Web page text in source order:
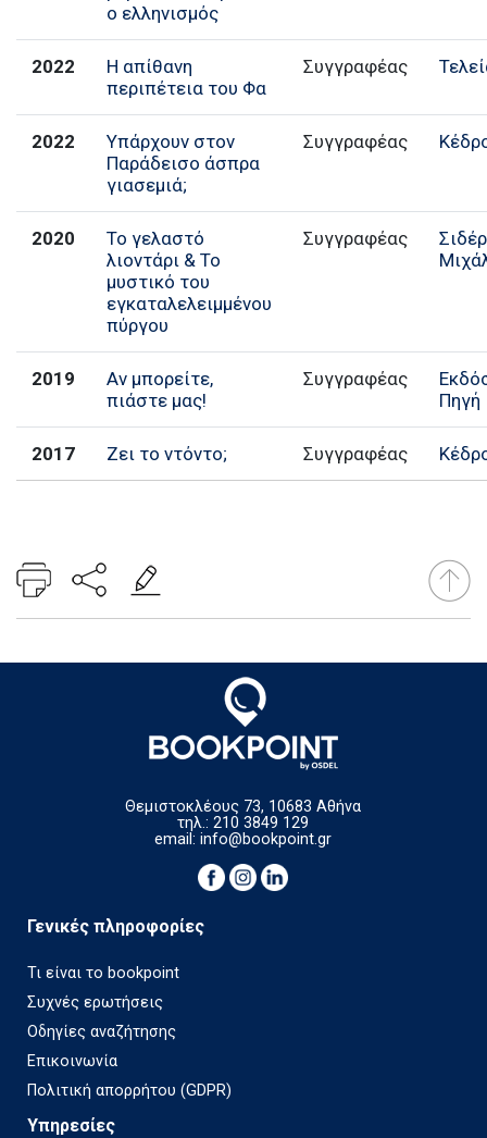
ο ελληνισμός
2022
Η απίθανη
περιπέτεια του Φα
Συγγραφέας
2022
Υπάρχουν στον
Παράδεισο άσπρα
γιασεμιά;
Συγγραφέας
2020
Το γελαστό
λιοντάρι & Το
μυστικό του
εγκαταλελειμμένου
πύργου
Συγγραφέας
2019
Αν μπορείτε,
πιάστε μας!
Συγγραφέας
Πηγή
2017 Ζει το ντόντο; Συγγραφέας
Θεμιστοκλέους 73, 10683 Αθήνα
τηλ.: 210 3849 129
email:info@bookpoint.gr
Γενικές πληροφορίες
Τι είναι το bookpoint
Συχνές ερωτήσεις
Οδηγίες αναζήτησης
Επικοινωνία
Πολιτική απορρήτου (GDPR)
Υπηρεσίες